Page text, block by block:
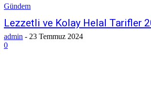
Gündem
Lezzetli ve Kolay Helal Tarifler
admin - 23 Temmuz 2024
0